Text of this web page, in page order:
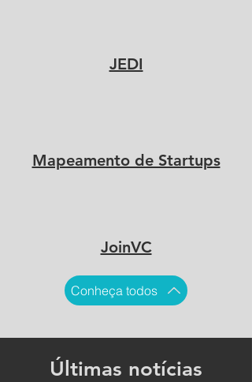
JEDI
Mapeamento de Startups
JoinVC
Conheça todos
Últimas notícias